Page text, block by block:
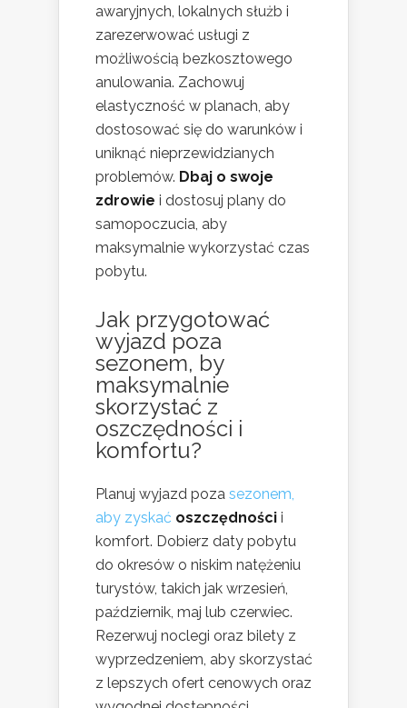
awaryjnych, lokalnych służb i
zarezerwować usługi z
możliwością bezkosztowego
anulowania. Zachowuj
elastyczność w planach, aby
dostosować się do warunków i
uniknąć nieprzewidzianych
problemów. Dbaj o swoje
zdrowie i dostosuj plany do
samopoczucia, aby
maksymalnie wykorzystać czas
pobytu.
Jak przygotować
wyjazd poza
sezonem, by
maksymalnie
skorzystać z
oszczędności i
komfortu?
Planuj wyjazd poza sezonem,
aby zyskać oszczędności i
komfort. Dobierz daty pobytu
do okresów o niskim natężeniu
turystów, takich jak wrzesień,
październik, maj lub czerwiec.
Rezerwuj noclegi oraz bilety z
wyprzedzeniem, aby skorzystać
z lepszych ofert cenowych oraz